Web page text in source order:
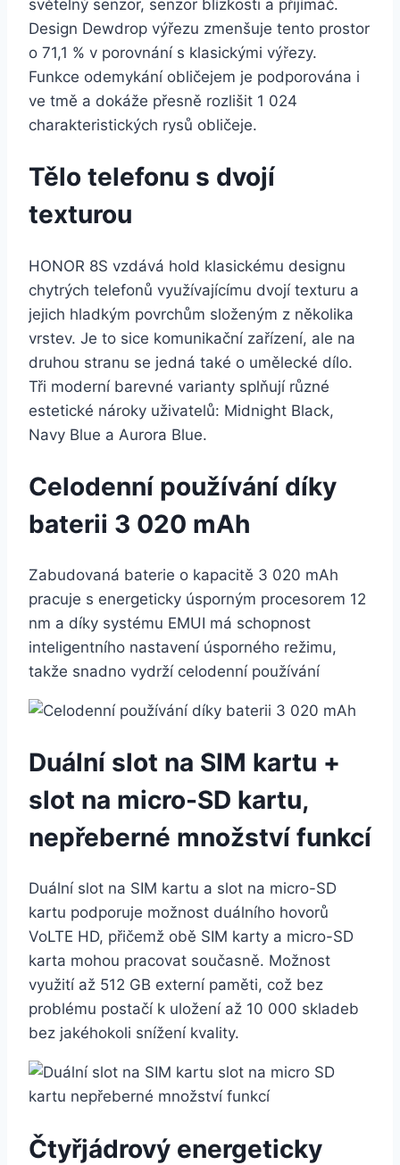
světelný senzor, senzor blízkosti a přijímač.
Design Dewdrop výřezu zmenšuje tento prostor
o 71,1 % v porovnání s klasickými výřezy.
Funkce odemykání obličejem je podporována i
ve tmě a dokáže přesně rozlišit 1 024
charakteristických rysů obličeje.
Tělo telefonu s dvojí
texturou
HONOR 8S vzdává hold klasickému designu
chytrých telefonů využívajícímu dvojí texturu a
jejich hladkým povrchům složeným z několika
vrstev. Je to sice komunikační zařízení, ale na
druhou stranu se jedná také o umělecké dílo.
Tři moderní barevné varianty splňují různé
estetické nároky uživatelů: Midnight Black,
Navy Blue a Aurora Blue.
Celodenní používání díky
baterii 3 020 mAh
Zabudovaná baterie o kapacitě 3 020 mAh
pracuje s energeticky úsporným procesorem 12
nm a díky systému EMUI má schopnost
inteligentního nastavení úsporného režimu,
takže snadno vydrží celodenní používání
Duální slot na SIM kartu +
slot na micro-SD kartu,
nepřeberné množství funkcí
Duální slot na SIM kartu a slot na micro-SD
kartu podporuje možnost duálního hovorů
VoLTE HD, přičemž obě SIM karty a micro-SD
karta mohou pracovat současně. Možnost
využití až 512 GB externí paměti, což bez
problému postačí k uložení až 10 000 skladeb
bez jakéhokoli snížení kvality.
Čtyřjádrový energeticky